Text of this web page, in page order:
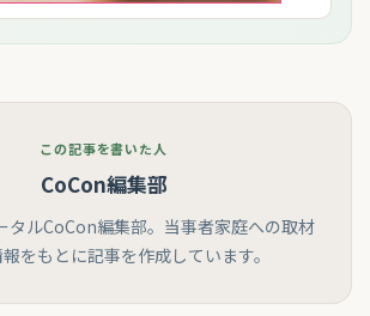
この記事を書いた人
CoCon編集部
タルCoCon編集部。当事者家庭への取材
をもとに記事を作成しています。